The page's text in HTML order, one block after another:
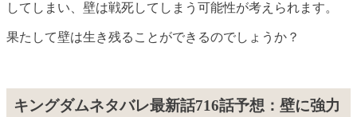
してしまい、壁は戦死してしまう可能性が考えられます。
果たして壁は生き残ることができるのでしょうか？
キングダムネタバレ最新話716話予想：壁に強力